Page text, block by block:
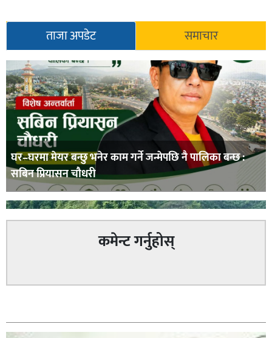
ताजा अपडेट समाचार
घर–घरमा मेयर बन्छु भनेर काम गर्ने जन्मेपछि नै पालिका बन्छ :
सबिन प्रियासन चौधरी
कमेन्ट गर्नुहोस्